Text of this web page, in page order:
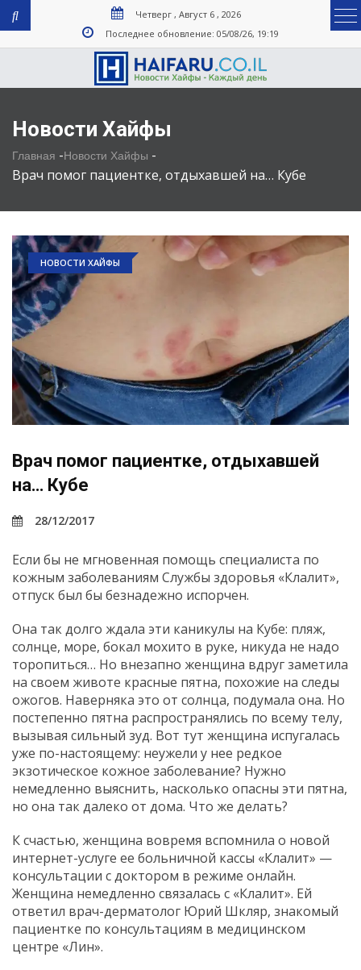
Четверг , Август 6 , 2026
Последнее обновление: 05/08/26, 19:19
Новости Хайфы
Главная -Новости Хайфы -
Врач помог пациентке, отдыхавшей на… Кубе
НОВОСТИ ХАЙФЫ
Врач помог пациентке, отдыхавшей
на… Кубе
28/12/2017
Если бы не мгновенная помощь специалиста по
кожным заболеваниям Службы здоровья «Клалит»,
отпуск был бы безнадежно испорчен.
Она так долго ждала эти каникулы на Кубе: пляж,
солнце, море, бокал мохито в руке, никуда не надо
торопиться… Но внезапно женщина вдруг заметила
на своем животе красные пятна, похожие на следы
ожогов. Наверняка это от солнца, подумала она. Но
постепенно пятна распространялись по всему телу,
вызывая сильный зуд. Вот тут женщина испугалась
уже по-настоящему: неужели у нее редкое
экзотическое кожное заболевание? Нужно
немедленно выяснить, насколько опасны эти пятна,
но она так далеко от дома. Что же делать?
К счастью, женщина вовремя вспомнила о новой
интернет-услуге ее больничной кассы «Клалит» —
консультации с доктором в режиме онлайн.
Женщина немедленно связалась с «Клалит». Ей
ответил врач-дерматолог Юрий Шкляр, знакомый
пациентке по консультациям в медицинском
центре «Лин».